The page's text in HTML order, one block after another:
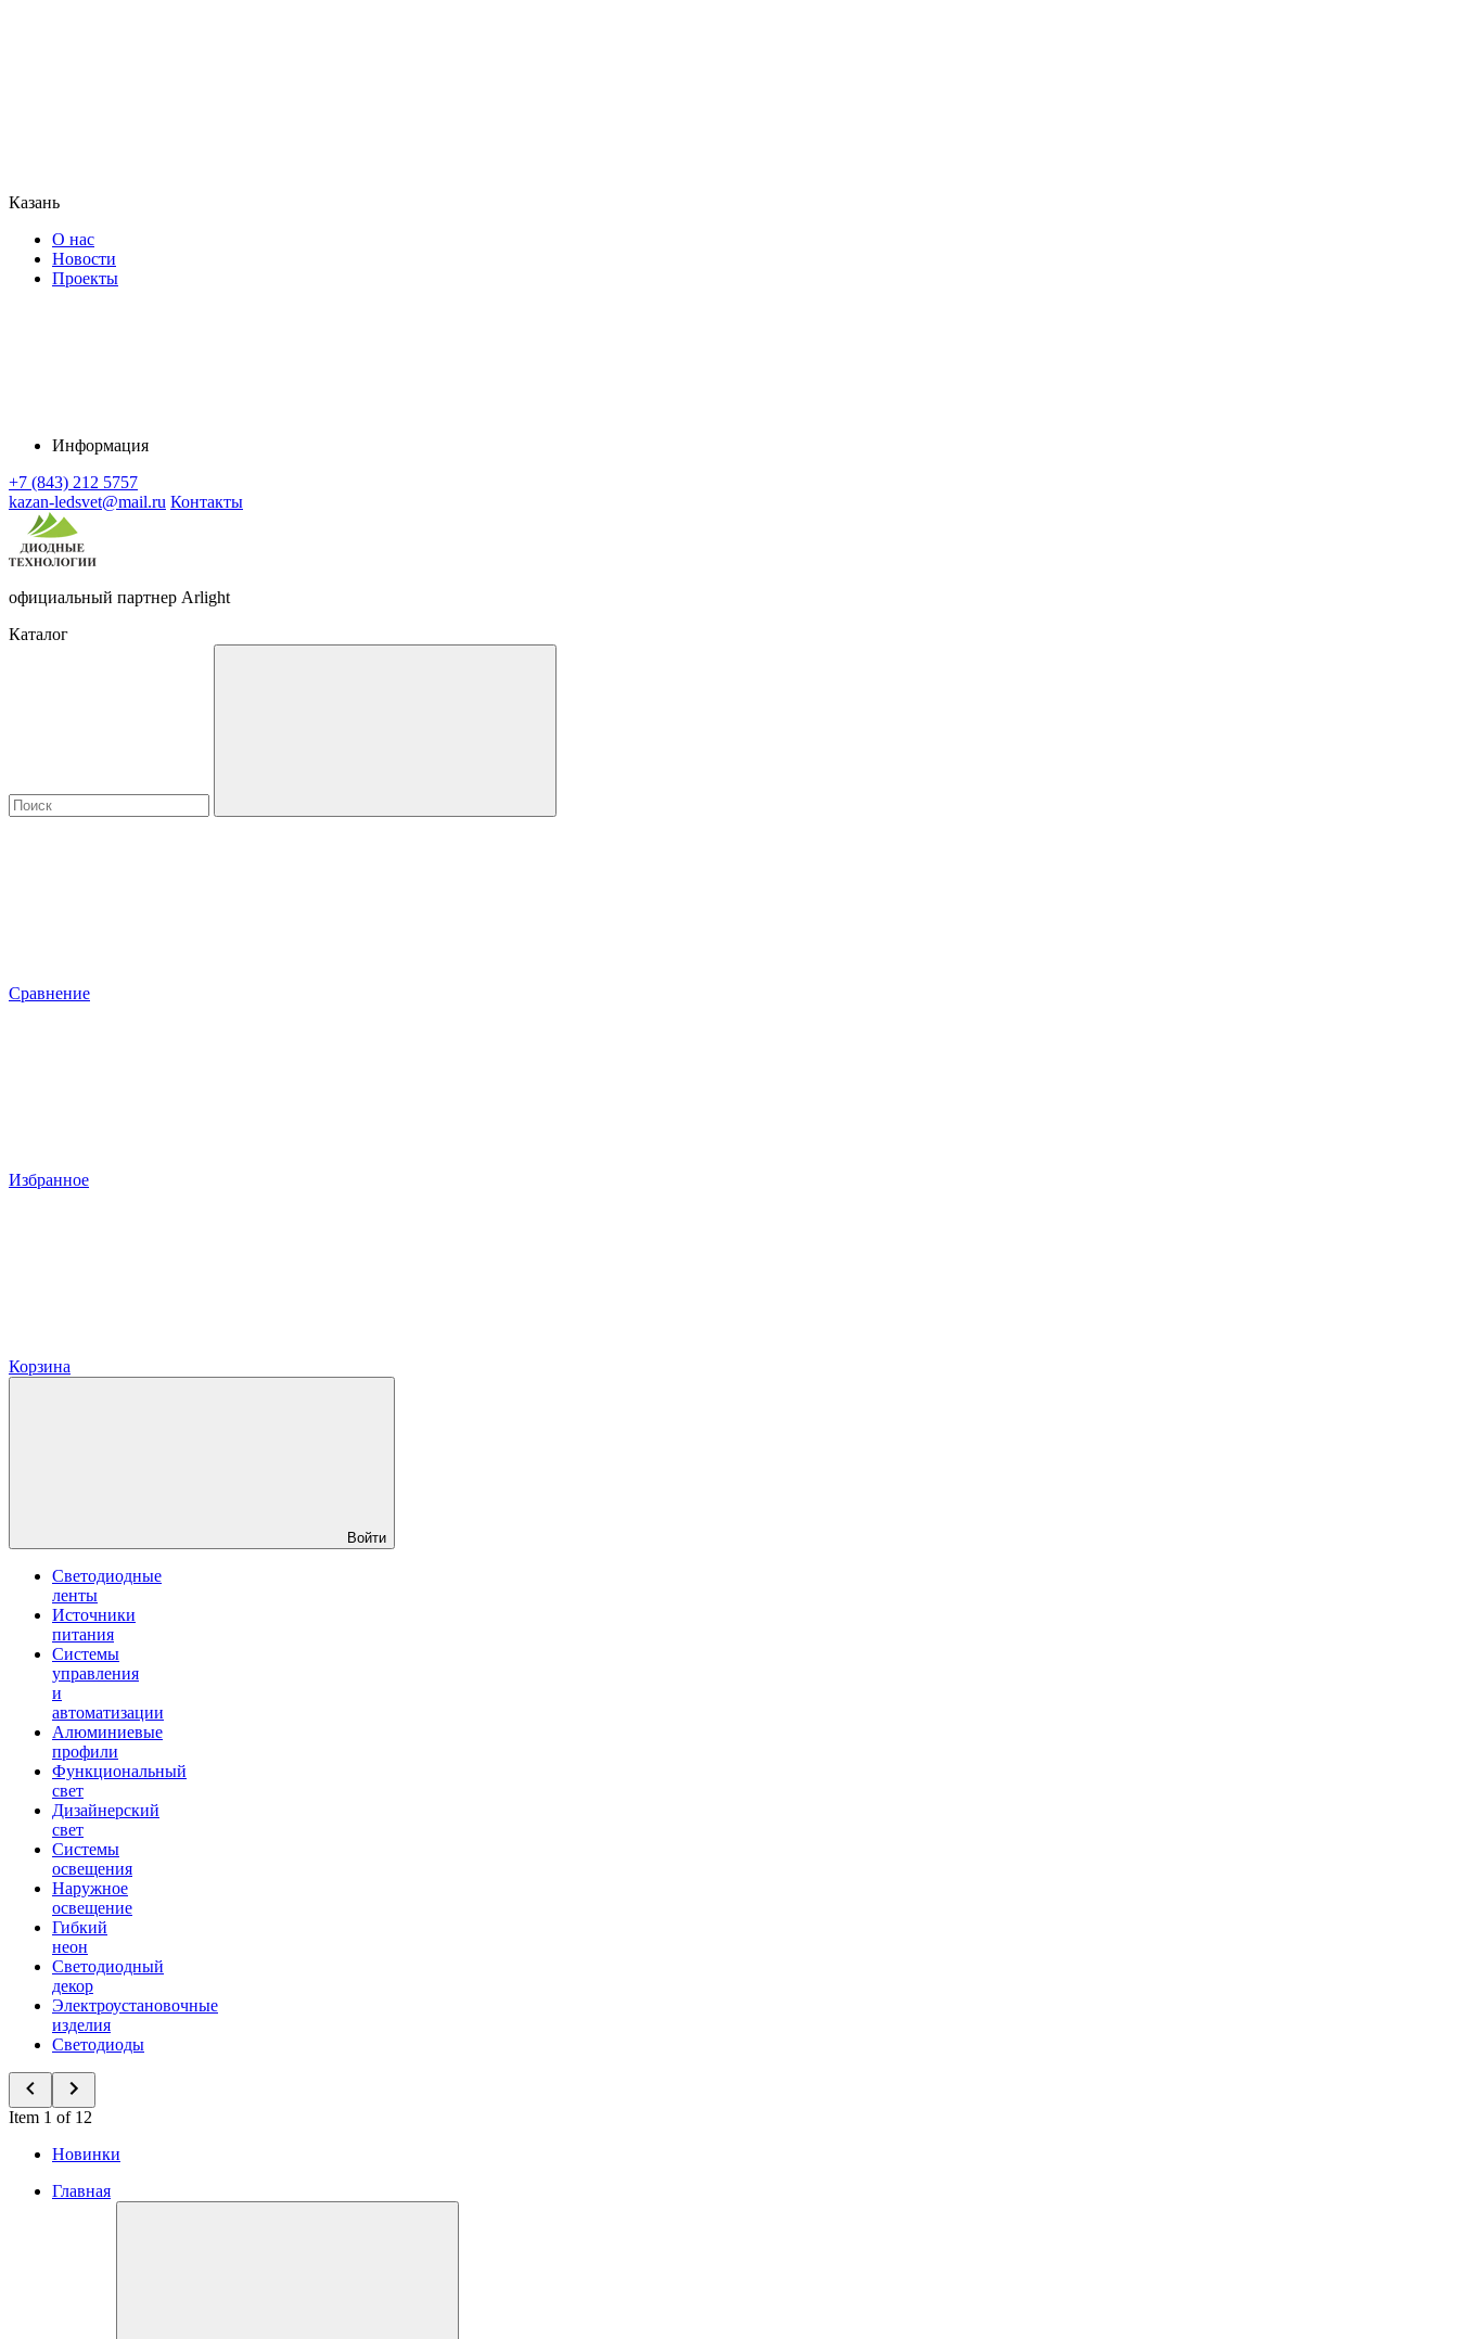
Казань
О нас
Новости
Проекты
Информация
+7 (843) 212 5757
kazan-ledsvet@mail.ru Контакты
официальный партнер Arlight
Каталог
Сравнение
Избранное
Корзина
Войти
Светодиодные
ленты
Источники
питания
Системы
управления
и
автоматизации
Алюминиевые
профили
Функциональный
свет
Дизайнерский
свет
Системы
освещения
Наружное
освещение
Гибкий
неон
Светодиодный
декор
Электроустановочные
изделия
Светодиоды
Item 1 of 12
Новинки
Главная